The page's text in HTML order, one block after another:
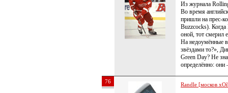
Из журнала
Во время
пришли на прес-
Buzzcocks).
оной, тот смерил
На недоумённые
звёздами то?»,
Green Day? Не
определённо:
76 Randle [москов